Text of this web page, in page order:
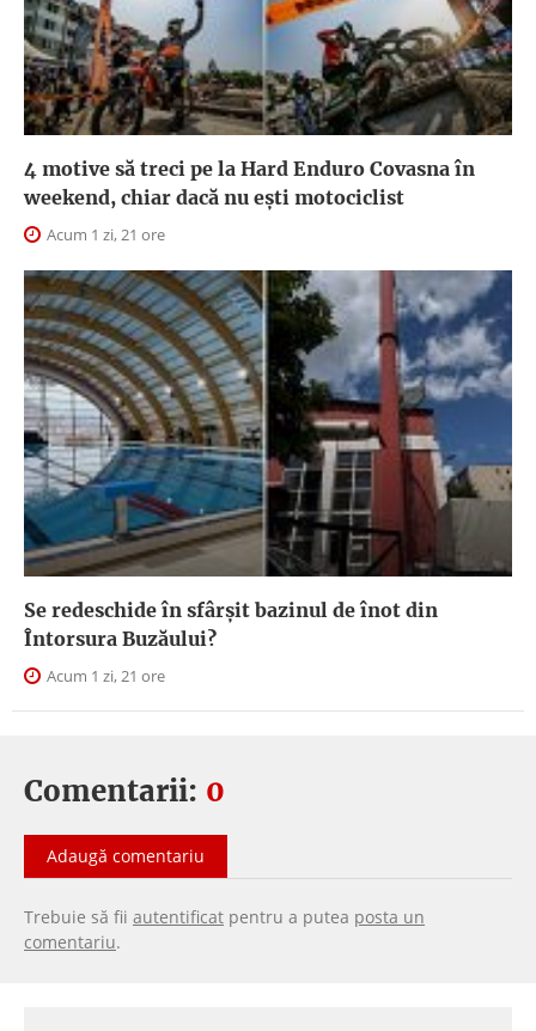
4 motive să treci pe la Hard Enduro Covasna în
weekend, chiar dacă nu ești motociclist
Acum 1 zi, 21 ore
Se redeschide în sfârșit bazinul de înot din
Întorsura Buzăului?
Acum 1 zi, 21 ore
Comentarii: 0
Adaugă comentariu
Trebuie să fii autentificat pentru a putea posta un
comentariu.